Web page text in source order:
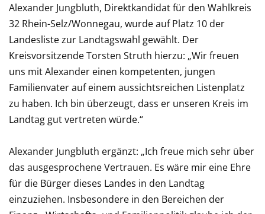
Alexander Jungbluth, Direktkandidat für den Wahlkreis
32 Rhein-Selz/Wonnegau, wurde auf Platz 10 der
Landesliste zur Landtagswahl gewählt. Der
Kreisvorsitzende Torsten Struth hierzu: „Wir freuen
uns mit Alexander einen kompetenten, jungen
Familienvater auf einem aussichtsreichen Listenplatz
zu haben. Ich bin überzeugt, dass er unseren Kreis im
Landtag gut vertreten würde.“
Alexander Jungbluth ergänzt: „Ich freue mich sehr über
das ausgesprochene Vertrauen. Es wäre mir eine Ehre
für die Bürger dieses Landes in den Landtag
einzuziehen. Insbesondere in den Bereichen der